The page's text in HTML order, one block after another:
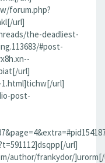
forum.php?
url]
the-deadliest-
#post-
url]
url]
post-
url]
author/frankydor/